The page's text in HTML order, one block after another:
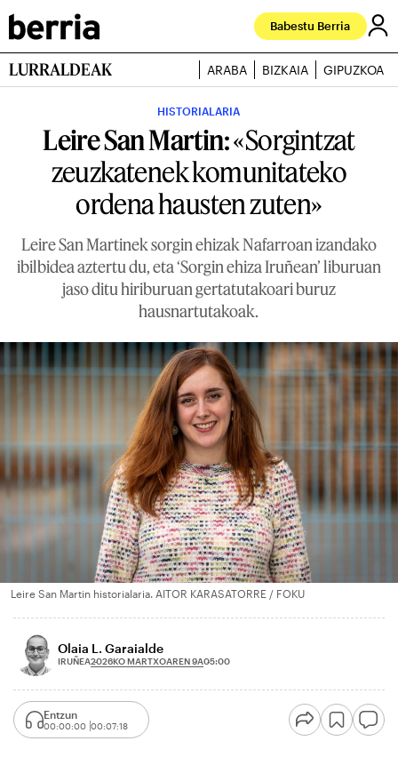
Babestu Berria
LURRALDEAK ARABA BIZKAIA GIPUZKOA
HISTORIALARIA
Leire San Martin:«Sorgintzat
zeuzkatenek komunitateko
ordena hausten zuten»
Leire San Martinek sorgin ehizak Nafarroan izandako
ibilbidea aztertu du, eta ‘Sorgin ehiza Iruñean’ liburuan
jaso ditu hiriburuan gertatutakoari buruz
hausnartutakoak.
Leire San Martin historialaria. AITOR KARASATORRE / FOKU
Olaia L. Garaialde
IRUÑEA2026KO MARTXOAREN 9A05:00
Entzun
00:00:00 00:07:18